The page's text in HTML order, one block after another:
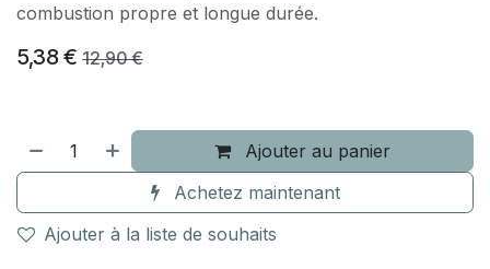
combustion propre et longue durée.
5,38€ 12,90€
Ajouter au panier
Achetez maintenant
Ajouter à la liste de souhaits